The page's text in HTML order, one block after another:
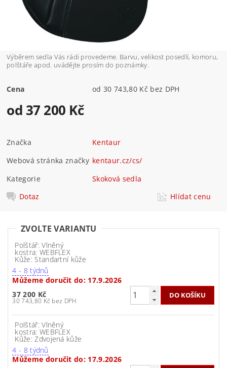
Výběrem sedla Vás rádi provedeme. Barvu, velikost posedlí, komoru,
polštáře apod. uvádějte prosím do poznámky.
Cena od 30 743,80 Kč bez DPH
od 37 200 Kč
Značka
Kentaur
Webová stránka značky kentaur.cz/cs/
Kategorie
Skoková sedla
Dotaz
Hlídat cenu
ZVOLTE VARIANTU
Polštář: Vlněný
kostra: WEBFLEX
Kůže: Standartní kůže
4 - 8 týdnů
Můžeme doručit do: 17.9.2026
37 200 Kč
30 743,80 Kč bez DPH
Polštář: Vlněný
kostra: WEBFLEX
Kůže: Zdvojená kůže
4 - 8 týdnů
Můžeme doručit do: 17.9.2026